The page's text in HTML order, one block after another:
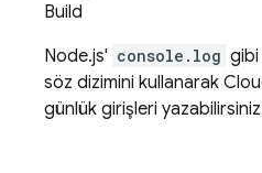
Build
Node.js' console.log gibi
söz dizimini kullanarak
günlük girişleri